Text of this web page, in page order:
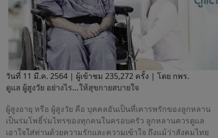
วันที่ 11 มี.ค. 2564 | ผู้เข้าชม 235,272 ครั้ง | โดย กพร.
ดูแล ผู้สูงวัย อย่างไร…ให้สุขกายสบายใจ
ผู้สูงอายุ หรือ ผู้สูงวัย คือ บุคคลอันเป็นที่เคารพรักของลูกหลาน
เป็นร่มโพธิ์ร่มไทรของทุกคนในครอบครัว ลูกหลานควรดูแล
เอาใจใส่ท่านด้วยความรักและความเข้าใจ ถึงแม้ว่าสังคมไทย